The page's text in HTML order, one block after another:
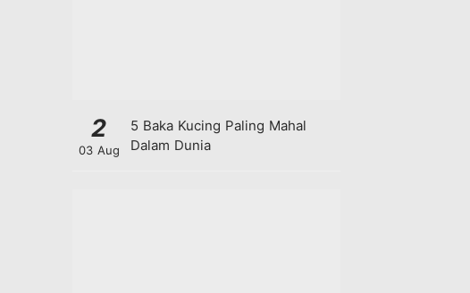
2
03 Aug
5 Baka Kucing Paling Mahal
Dalam Dunia